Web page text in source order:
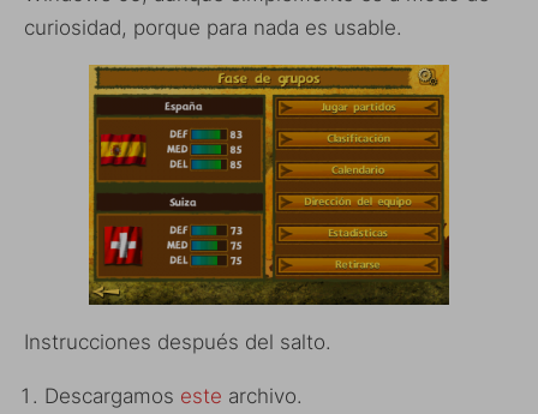
curiosidad, porque para nada es usable.
Instrucciones después del salto.
Descargamos este archivo.